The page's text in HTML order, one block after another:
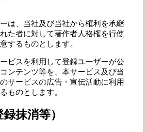
は、当社及び当社から権利を承継
た者に対して著作者人格権を行使
するものとします。
ビスを利用して登録ユーザーが公
ンテンツ等を、本サービス及び当
サービスの広告・宣伝活動に利用
ものとします。
抹消等）